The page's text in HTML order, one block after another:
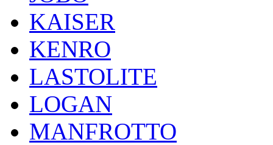
KAISER
KENRO
LASTOLITE
LOGAN
MANFROTTO